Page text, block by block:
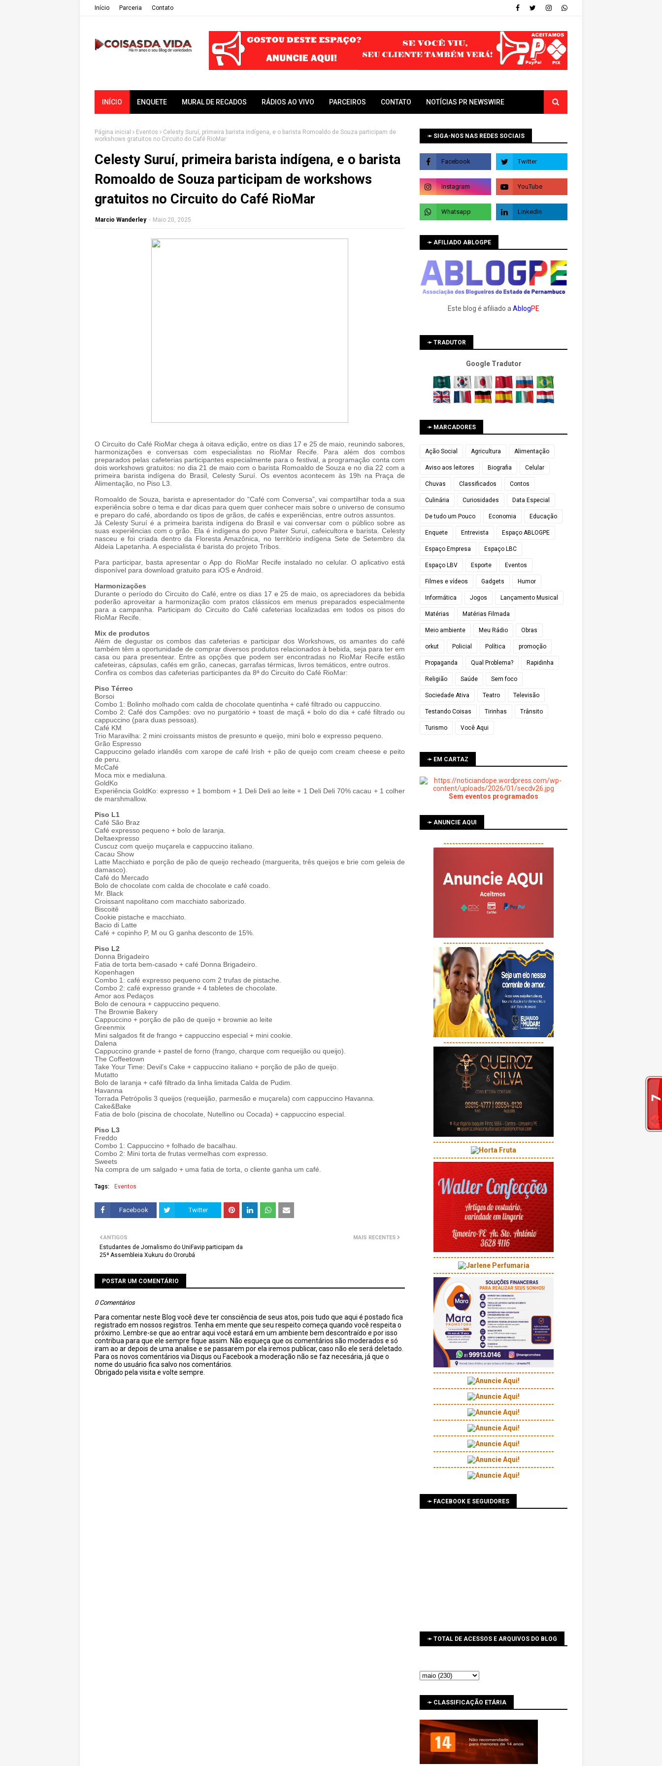
Iní­cio Parceria Contato
INÍCIO ENQUETE MURAL DE RECADOS RÁDIOS AO VIVO PARCEIROS CONTATO NOTÍCIAS PR NEWSWIRE
Página inicial Eventos
Celesty Suruí, primeira barista indígena, e o barista Romoaldo de Souza participam de
workshows gratuitos no Circuito do Café RioMar
Celesty Suruí, primeira barista indígena, e o barista
Romoaldo de Souza participam de workshows
gratuitos no Circuito do Café RioMar
Marcio Wanderley - Maio 20, 2025
O Circuito do Café RioMar chega à oitava edição, entre os dias 17 e 25 de maio, reunindo sabores,
harmonizações e conversas com especialistas no RioMar Recife. Para além dos combos
preparados pelas cafeterias participantes especialmente para o festival, a programação conta com
dois workshows gratuitos: no dia 21 de maio com o barista Romoaldo de Souza e no dia 22 com a
primeira barista indígena do Brasil, Celesty Suruí. Os eventos acontecem às 19h na Praça de
Alimentação, no Piso L3.
Romoaldo de Souza, barista e apresentador do “Café com Conversa”, vai compartilhar toda a sua
experiência sobre o tema e dar dicas para quem quer conhecer mais sobre o universo de consumo
e preparo do café, abordando os tipos de grãos, de cafés e experiências, entre outros assuntos.
Já Celesty Suruí é a primeira barista indígena do Brasil e vai conversar com o público sobre as
suas experiências com o grão. Ela é indígena do povo Paiter Suruí, cafeicultora e barista. Celesty
nasceu e foi criada dentro da Floresta Amazônica, no território indígena Sete de Setembro da
Aldeia Lapetanha. A especialista é barista do projeto Tribos.
Para participar, basta apresentar o App do RioMar Recife instalado no celular. O aplicativo está
disponível para download gratuito para iOS e Android.
Harmonizações
Durante o período do Circuito do Café, entre os dias 17 e 25 de maio, os apreciadores da bebida
poderão aproveitar a harmonização com pratos clássicos em menus preparados especialmente
para a campanha. Participam do Circuito do Café cafeterias localizadas em todos os pisos do
RioMar Recife.
Mix de produtos
Além de degustar os combos das cafeterias e participar dos Workshows, os amantes do café
também têm a oportunidade de comprar diversos produtos relacionados à bebida, seja para ter em
casa ou para presentear. Entre as opções que podem ser encontradas no RioMar Recife estão
cafeteiras, cápsulas, cafés em grão, canecas, garrafas térmicas, livros temáticos, entre outros.
Confira os combos das cafeterias participantes da 8ª do Circuito do Café RioMar:
Piso Térreo
Borsoi
Combo 1: Bolinho molhado com calda de chocolate quentinha + café filtrado ou cappuccino.
Combo 2: Café dos Campões: ovo no purgatório + toast de maçã + bolo do dia + café filtrado ou
cappuccino (para duas pessoas).
Café KM
Trio Maravilha: 2 mini croissants mistos de presunto e queijo, mini bolo e expresso pequeno.
Grão Espresso
Cappuccino gelado irlandês com xarope de café Irish + pão de queijo com cream cheese e peito
de peru.
McCafé
Moca mix e medialuna.
GoldKo
Experiência GoldKo: expresso + 1 bombom + 1 Deli Deli ao leite + 1 Deli Deli 70% cacau + 1 colher
de marshmallow.
Piso L1
Café São Braz
Café expresso pequeno + bolo de laranja.
Deltaexpresso
Cuscuz com queijo muçarela e cappuccino italiano.
Cacau Show
Latte Macchiato e porção de pão de queijo recheado (marguerita, três queijos e brie com geleia de
damasco).
Café do Mercado
Bolo de chocolate com calda de chocolate e café coado.
Mr. Black
Croissant napolitano com macchiato saborizado.
Biscoitê
Cookie pistache e macchiato.
Bacio di Latte
Café + copinho P, M ou G ganha desconto de 15%.
Piso L2
Donna Brigadeiro
Fatia de torta bem-casado + café Donna Brigadeiro.
Kopenhagen
Combo 1: café expresso pequeno com 2 trufas de pistache.
Combo 2: café expresso grande + 4 tabletes de chocolate.
Amor aos Pedaços
Bolo de cenoura + cappuccino pequeno.
The Brownie Bakery
Cappuccino + porção de pão de queijo + brownie ao leite
Greenmix
Mini salgados fit de frango + cappuccino especial + mini cookie.
Dalena
Cappuccino grande + pastel de forno (frango, charque com requeijão ou queijo).
The Coffeetown
Take Your Time: Devil’s Cake + cappuccino italiano + porção de pão de queijo.
Mutatto
Bolo de laranja + café filtrado da linha limitada Calda de Pudim.
Havanna
Torrada Petrópolis 3 queijos (requeijão, parmesão e muçarela) com cappuccino Havanna.
Cake&Bake
Fatia de bolo (piscina de chocolate, Nutellino ou Cocada) + cappuccino especial.
Piso L3
Freddo
Combo 1: Cappuccino + folhado de bacalhau.
Combo 2: Mini torta de frutas vermelhas com expresso.
Sweets
Na compra de um salgado + uma fatia de torta, o cliente ganha um café.
Tags: Eventos
Facebook Twitter
MAIS RECENTES
ANTIGOS
Estudantes de Jornalismo do UniFavip participam da
25ª Assembleia Xukuru do Ororubá
POSTAR UM COMENTÁRIO
0 Comentários
Para comentar neste Blog você deve ter consciência de seus atos, pois tudo que aqui é postado fica
registrado em nossos registros. Tenha em mente que seu respeito começa quando você respeita o
próximo. Lembre-se que ao entrar aqui você estará em um ambiente bem descontraído e por isso
contribua para que ele sempre fique assim. Não esqueça que os comentários são moderados e só
iram ao ar depois de uma analise e se passarem por ela iremos publicar, caso não ele será deletado.
Para os novos comentários via Disqus ou Facebook a moderação não se faz necesária, já que o
nome do usuário fica salvo nos comentários.
Obrigado pela visita e volte sempre.
➛ SIGA-NOS NAS REDES SOCIAIS
➛ AFILIADO ABLOGPE
Este blog é afiliado a AblogPE
➛ TRADUTOR
Google Tradutor
➛ MARCADORES
Ação Social Agricultura Alimentação
Aviso aos leitores Biografia Celular
Chuvas Classificados Contos
Culinária Curiosidades Data Especial
De tudo um Pouco Economia Educação
Enquete Entrevista Espaço ABLOGPE
Espaço Empresa Espaço LBC
Espaço LBV Esporte Eventos
Filmes e vídeos Gadgets Humor
Informática Jogos Lançamento Musical
Matérias Matérias Filmada
Meio ambiente Meu Rádio Obras
orkut Policial Política promoção
Propaganda Qual Problema? Rapidinha
Religião Saúde Sem foco
Sociedade Ativa Teatro Televisão
Testando Coisas Tirinhas Trânsito
Turismo Você Aqui
➛ EM CARTAZ
Sem eventos programados
➛ ANUNCIE AQUI
----------------------------------
----------------------------------
----------------------------------
-----------------------------------------
-----------------------------------------
-----------------------------------------
-----------------------------------------
-----------------------------------------
-----------------------------------------
-----------------------------------------
-----------------------------------------
-----------------------------------------
-----------------------------------------
-----------------------------------------
➛ FACEBOOK E SEGUIDORES
➛ TOTAL DE ACESSOS E ARQUIVOS DO BLOG
➛ CLASSIFICAÇÃO ETÁRIA